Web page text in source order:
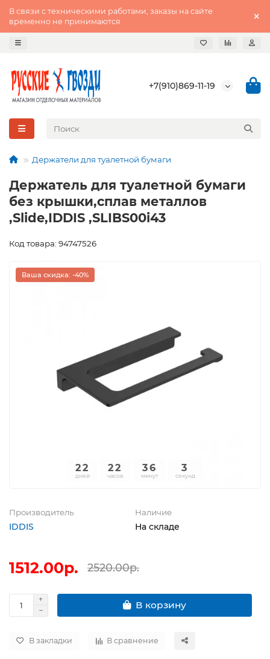
В связи с техническими работами, заказы на сайте
временно не принимаются
+7(910)869-11-19
Держатели для туалетной бумаги
Держатель для туалетной бумаги
без крышки,сплав металлов
,Slide,IDDIS ,SLIBS00i43
Код товара: 94747526
Ваша скидка: -40%
22
дней
22
часов
36
минут
3
секунд
Производитель
IDDIS
Наличие
На складе
1512.00р. 2520.00р.
В корзину
В закладки В сравнение